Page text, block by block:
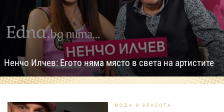
Ненчо Илчев: Егото няма място в света на артистите
МОДА И КРАСОТА